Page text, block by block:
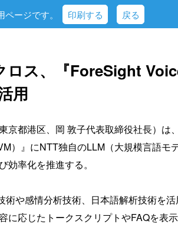
ージです。 印刷する 戻る
ロス、『ForeSight
用
京都港区、岡 敦子代表取締役社長）
）』にNTT独自のLLM（大規模言語
効率化を推進する。
術や感情分析技術、日本語解析技術を
に応じたトークスクリプトやFAQを表